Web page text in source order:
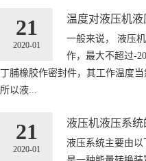
21
2020-01
温度对液压机液
一般来说， 液压
作，最大不超过-
丁脯橡胶作密封件，其工作温度
所以液...
21
2020-01
液压机液压系
液压系统主要由